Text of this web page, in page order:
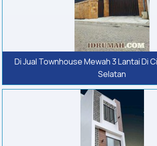
Di Jual Townhouse Mewah 3 Lantai Di
Selatan